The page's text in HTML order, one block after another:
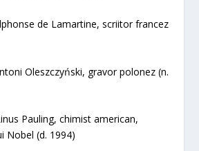
de Lamartine, scriitor francez
Oleszczyński, gravor polonez (n.
Pauling, chimist american,
Nobel (d. 1994)